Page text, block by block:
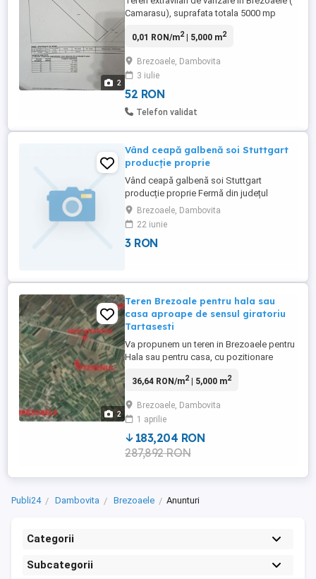
2
Camarasu), suprafata totala 5000 mp
0,01 RON/m2| 5,000 m2
Brezoaele, Dambovita
3 iulie
52 RON
Telefon validat
Vând ceapă galbenă soi Stuttgart
producție proprie
Vând ceapă galbenă soi Stuttgart
producție proprie Fermă din județul
Dâmbovița oferă spre vânzare ceapă
galbenă de calitate, cultivată în câmp
deschis, atent întreținută și recoltată la
maturitate. Soi: Stuttgart Producție proprie
Brezoaele, Dambovita
22 iunie
3 RON
2
Teren Brezoale pentru hala sau
casa aproape de sensul giratoriu
Tartasesti
Va propunem un teren in Brezoaele pentru
Hala sau pentru casa, cu pozitionare
spre Tartasesti-Slobozia Moara-Baldana.
curent la 300 m.
36,64 RON/m2| 5,000 m2
Brezoaele, Dambovita
1 aprilie
183,204 RON
287,892 RON
Publi24 Dambovita Brezoaele Anunturi
Categorii
Subcategorii